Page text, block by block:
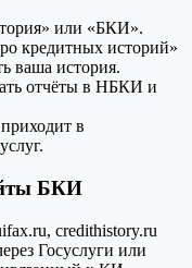
или «БКИ».
кредитных историй»
ваша история.
отчёты в НБКИ и
в
БКИ
credithistory.ru
Госуслуги или